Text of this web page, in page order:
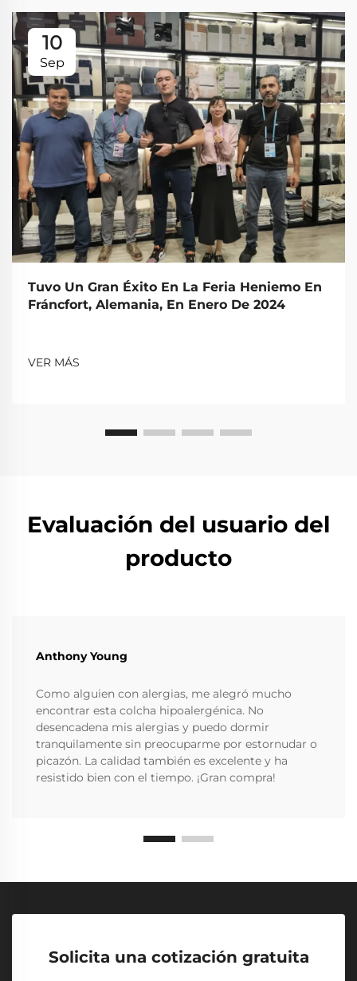
10
Sep
Tuvo Un Gran Éxito En La Feria Heniemo En
Fráncfort, Alemania, En Enero De 2024
VER MÁS
Evaluación del usuario del
producto
Anthony Young
Como alguien con alergias, me alegró mucho
encontrar esta colcha hipoalergénica. No
desencadena mis alergias y puedo dormir
tranquilamente sin preocuparme por estornudar o
picazón. La calidad también es excelente y ha
resistido bien con el tiempo. ¡Gran compra!
Solicita una cotización gratuita